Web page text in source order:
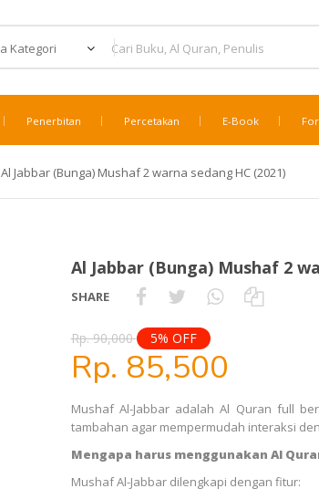
Penerbitan Percetakan E-Book
Al Jabbar (Bunga) Mushaf 2 warna sedang HC (2021)
Al Jabbar (Bunga) Mushaf 2
SHARE
Rp. 90,000 5% OFF
Rp. 85,500
Mushaf Al-Jabbar adalah Al Quran full
tambahan agar mempermudah interaksi
Mengapa harus menggunakan Al
Mushaf Al-Jabbar dilengkapi dengan fitur: